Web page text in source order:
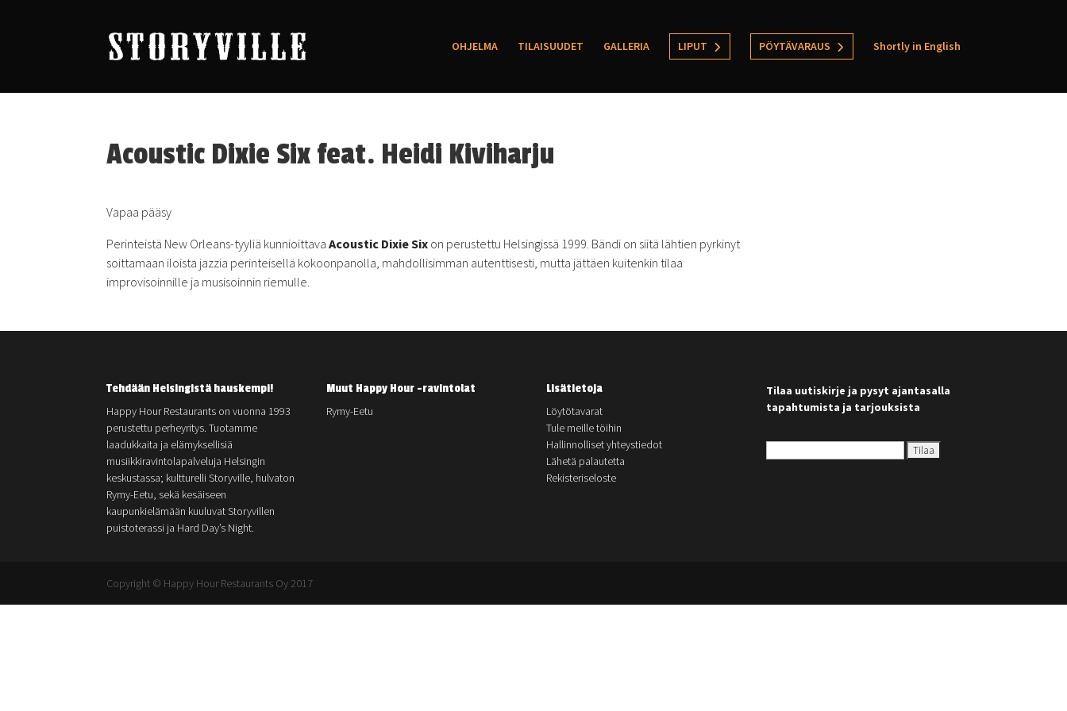
OHJELMA TILAISUUDET GALLERIA LIPUT PÖYTÄVARAUS Shortly in English
Acoustic Dixie Six feat. Heidi Kiviharju
Vapaa pääsy
Perinteistä New Orleans-tyyliä kunnioittavaAcoustic Dixie Six on perustettu Helsingissä 1999. Bändi on siitä lähtien pyrkinyt
soittamaan iloista jazzia perinteisellä kokoonpanolla, mahdollisimman autenttisesti, mutta jättäen kuitenkin tilaa
improvisoinnille ja musisoinnin riemulle.
Tehdään Helsingistä hauskempi!
Happy Hour Restaurants on vuonna 1993
perustettu perheyritys. Tuotamme
laadukkaita ja elämyksellisiä
musiikkiravintolapalveluja Helsingin
keskustassa; kultturelli Storyville, hulvaton
Rymy-Eetu, sekä kesäiseen
kaupunkielämään kuuluvat Storyvillen
puistoterassi ja Hard Day’s Night.
Muut Happy Hour -ravintolat
Rymy-Eetu
Lisätietoja
Löytötavarat
Tule meille töihin
Hallinnolliset yhteystiedot
Lähetä palautetta
Rekisteriseloste
Tilaa uutiskirje ja pysyt ajantasalla
tapahtumista ja tarjouksista
Copyright © Happy Hour Restaurants Oy 2017